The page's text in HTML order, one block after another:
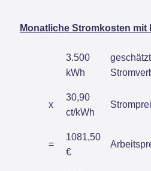
Monatliche Stromkosten mit
3.500
kWh
x
30,90
ct/kWh
=
1081,50
€